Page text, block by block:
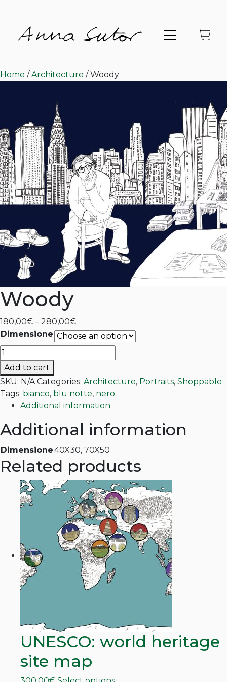
Home /Architecture / Woody
Woody
180,00€ – 280,00€Price
range:
180,00€
through
Dimensione
Woody
quantity
Add to cart
SKU: N/A Categories: Architecture, Portraits, Shoppable
Tags: bianco, blu notte, nero
Additional information
Additional information
Dimensione40X30, 70X50
Related products
UNESCO: world heritage
site map